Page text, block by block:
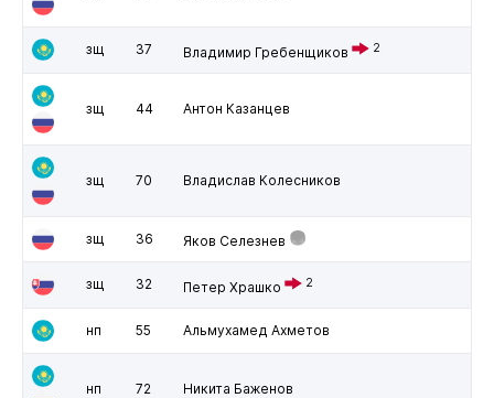
зщ 37 Владимир Гребенщиков 2
зщ 44 Антон Казанцев
зщ 70 Владислав Колесников
зщ 36 Яков Селезнев
зщ 32 Петер Храшко 2
нп 55 Альмухамед Ахметов
нп 72 Никита Баженов